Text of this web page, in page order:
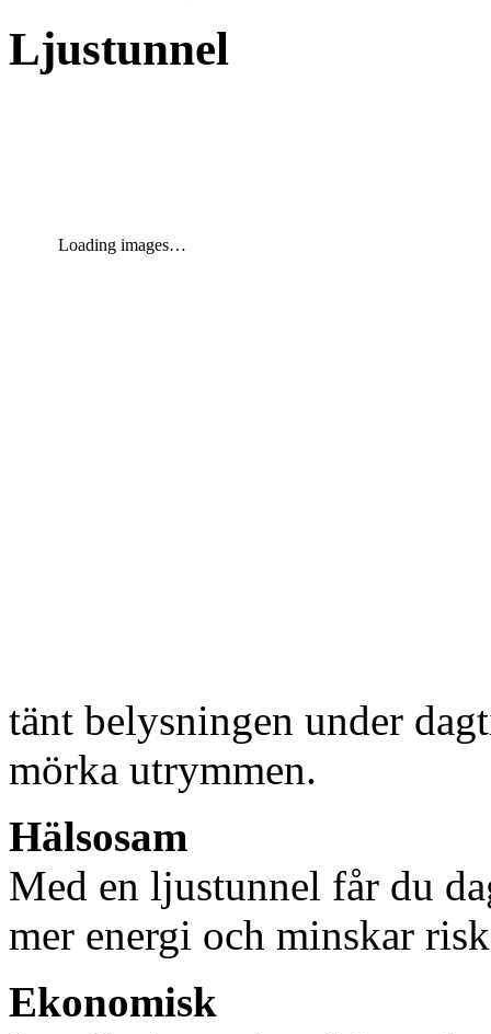
Ljustunnel
Loading images…
tänt belysningen under
mörka utrymmen.
Hälsosam
Med en ljustunnel får du
mer energi och minskar
Ekonomisk